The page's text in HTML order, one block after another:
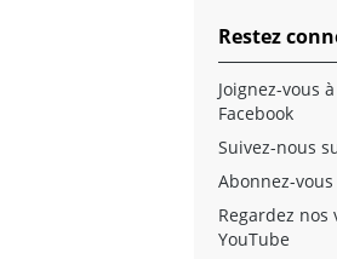
Restez
Joignez-vous
Facebook
Suivez-nous
Abonnez-vous
Regardez nos
YouTube